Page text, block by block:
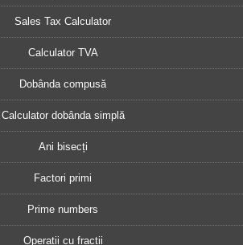
Sales Tax Calculator
Calculator TVA
Dobânda compusă
Calculator dobânda simplă
Ani bisecți
Factori primi
Prime numbers
Operații cu fracții